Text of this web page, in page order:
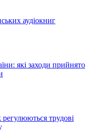
аудіокниг
які заходи прийнято
регулюються трудові